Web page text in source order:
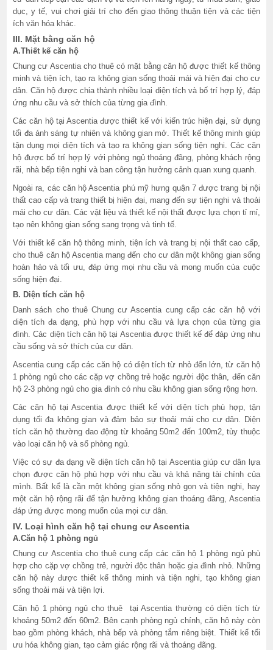
dục, y tế, vui chơi giải trí cho đến giao thông thuận tiện và các tiện
ích văn hóa khác.
III. Mặt bằng căn hộ
A.Thiết kế căn hộ
Chung cư Ascentia cho thuê có mặt bằng căn hộ được thiết kế thông
minh và tiện ích, tạo ra không gian sống thoải mái và hiện đại cho cư
dân. Căn hộ được chia thành nhiều loại diện tích và bố trí hợp lý, đáp
ứng nhu cầu và sở thích của từng gia đình.
Các căn hộ tại Ascentia được thiết kế với kiến trúc hiện đại, sử dụng
tối đa ánh sáng tự nhiên và không gian mở. Thiết kế thông minh giúp
tận dụng mọi diện tích và tạo ra không gian sống tiện nghi. Các căn
hộ được bố trí hợp lý với phòng ngủ thoáng đãng, phòng khách rộng
rãi, nhà bếp tiện nghi và ban công tận hưởng cảnh quan xung quanh.
Ngoài ra, các căn hộ Ascentia phú mỹ hưng quận 7 được trang bị nội
thất cao cấp và trang thiết bị hiện đại, mang đến sự tiện nghi và thoải
mái cho cư dân. Các vật liệu và thiết kế nội thất được lựa chọn tỉ mỉ,
tạo nên không gian sống sang trọng và tinh tế.
Với thiết kế căn hộ thông minh, tiện ích và trang bị nội thất cao cấp,
cho thuê căn hộ Ascentia mang đến cho cư dân một không gian sống
hoàn hảo và tối ưu, đáp ứng mọi nhu cầu và mong muốn của cuộc
sống hiện đại.
B. Diện tích căn hộ
Danh sách cho thuê Chung cư Ascentia cung cấp các căn hộ với
diện tích đa dạng, phù hợp với nhu cầu và lựa chọn của từng gia
đình. Các diện tích căn hộ tại Ascentia được thiết kế để đáp ứng nhu
cầu sống và sở thích của cư dân.
Ascentia cung cấp các căn hộ có diện tích từ nhỏ đến lớn, từ căn hộ
1 phòng ngủ cho các cặp vợ chồng trẻ hoặc người độc thân, đến căn
hộ 2-3 phòng ngủ cho gia đình có nhu cầu không gian sống rộng hơn.
Các căn hộ tại Ascentia được thiết kế với diện tích phù hợp, tận
dụng tối đa không gian và đảm bảo sự thoải mái cho cư dân. Diện
tích căn hộ thường dao động từ khoảng 50m2 đến 100m2, tùy thuộc
vào loại căn hộ và số phòng ngủ.
Việc có sự đa dạng về diện tích căn hộ tại Ascentia giúp cư dân lựa
chọn được căn hộ phù hợp với nhu cầu và khả năng tài chính của
mình. Bất kể là cần một không gian sống nhỏ gọn và tiện nghi, hay
một căn hộ rộng rãi để tận hưởng không gian thoáng đãng, Ascentia
đáp ứng được mong muốn của mọi cư dân.
IV. Loại hình căn hộ tại chung cư Ascentia
A.Căn hộ 1 phòng ngủ
Chung cư Ascentia cho thuê cung cấp các căn hộ 1 phòng ngủ phù
hợp cho cặp vợ chồng trẻ, người độc thân hoặc gia đình nhỏ. Những
căn hộ này được thiết kế thông minh và tiện nghi, tạo không gian
sống thoải mái và tiện lợi.
Căn hộ 1 phòng ngủ cho thuê tại Ascentia thường có diện tích từ
khoảng 50m2 đến 60m2. Bên cạnh phòng ngủ chính, căn hộ này còn
bao gồm phòng khách, nhà bếp và phòng tắm riêng biệt. Thiết kế tối
ưu hóa không gian, tạo cảm giác rộng rãi và thoáng đãng.